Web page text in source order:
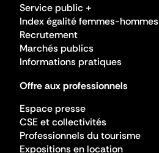
Service public +
Index égalité femmes-hommes
Recrutement
Marchés publics
Informations pratiques
Offre aux professionnels
Espace presse
CSE et collectivités
Professionnels du tourisme
Expositions en location